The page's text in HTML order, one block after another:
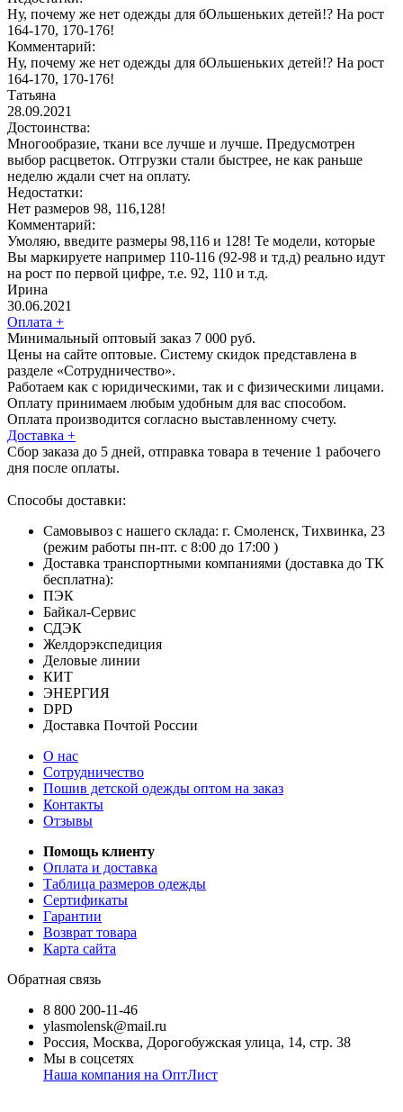
Ну, почему же нет одежды для бОльшеньких детей!? На рост
164-170, 170-176!
Комментарий:
Ну, почему же нет одежды для бОльшеньких детей!? На рост
164-170, 170-176!
Татьяна
28.09.2021
Достоинства:
Многообразие, ткани все лучше и лучше. Предусмотрен
выбор расцветок. Отгрузки стали быстрее, не как раньше
неделю ждали счет на оплату.
Недостатки:
Нет размеров 98, 116,128!
Комментарий:
Умоляю, введите размеры 98,116 и 128! Те модели, которые
Вы маркируете например 110-116 (92-98 и тд.д) реально идут
на рост по первой цифре, т.е. 92, 110 и т.д.
Ирина
30.06.2021
Оплата +
Минимальный оптовый заказ 7 000 руб.
Цены на сайте оптовые. Систему скидок представлена в
разделе «Сотрудничество».
Работаем как с юридическими, так и с физическими лицами.
Оплату принимаем любым удобным для вас способом.
Оплата производится согласно выставленному счету.
Доставка +
Сбор заказа до 5 дней, отправка товара в течение 1 рабочего
дня после оплаты.
Способы доставки:
Самовывоз с нашего склада: г. Смоленск, Тихвинка, 23
(режим работы пн-пт. с 8:00 до 17:00 )
Доставка транспортными компаниями (доставка до ТК
бесплатна):
ПЭК
Байкал-Сервис
СДЭК
Желдорэкспедиция
Деловые линии
КИТ
ЭНЕРГИЯ
DPD
Доставка Почтой России
О нас
Сотрудничество
Пошив детской одежды оптом на заказ
Контакты
Отзывы
Помощь клиенту
Оплата и доставка
Таблица размеров одежды
Сертификаты
Гарантии
Возврат товара
Карта сайта
Обратная связь
8 800 200-11-46
ylasmolensk@mail.ru
Россия, Москва, Дорогобужская улица, 14, стр. 38
Мы в соцсетях
Наша компания на ОптЛист